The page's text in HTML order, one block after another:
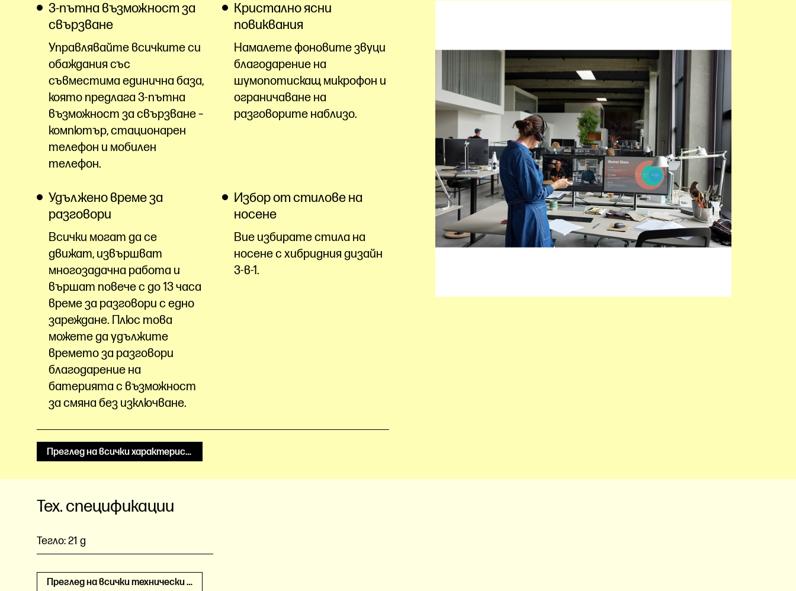
3-пътна възможност за
свързване
Управлявайте всичките си
обаждания със
съвместима единична база,
която предлага 3-пътна
възможност за свързване –
компютър, стационарен
телефон и мобилен
телефон.
Кристално ясни
повиквания
Намалете фоновите звуци
благодарение на
шумопотискащ микрофон и
ограничаване на
разговорите наблизо.
Удължено време за
разговори
Всички могат да се
движат, извършват
многозадачна работа и
вършат повече с до 13 часа
време за разговори с едно
зареждане. Плюс това
можете да удължите
времето за разговори
благодарение на
батерията с възможност
за смяна без изключване.
Избор от стилове на
носене
Вие избирате стила на
носене с хибридния дизайн
3-в-1.
Преглед на всички характеристики
Тех. спецификации
Тегло:21 g
Преглед на всички технически спецификации